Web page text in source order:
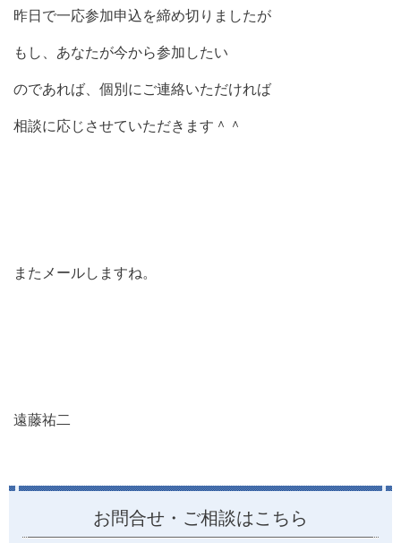
昨日で一応参加申込を締め切りましたが
もし、あなたが今から参加したい
のであれば、個別にご連絡いただければ
相談に応じさせていただきます＾＾
またメールしますね。
遠藤祐二
お問合せ・ご相談はこちら